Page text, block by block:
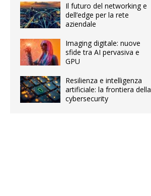
Il futuro del networking e
dell’edge per la rete
aziendale
Imaging digitale: nuove
sfide tra AI pervasiva e
GPU
Resilienza e intelligenza
artificiale: la frontiera della
cybersecurity